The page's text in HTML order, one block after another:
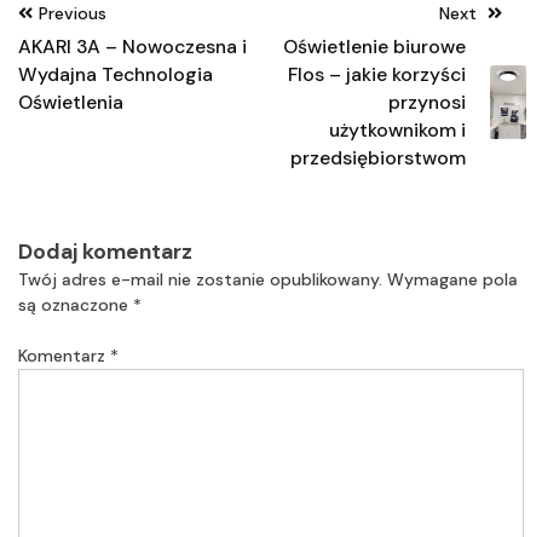
Nawigacja
wpisu
Previous
AKARI 3A – Nowoczesna i
Wydajna Technologia
Oświetlenia
Next
Oświetlenie biurowe
Flos – jakie korzyści
przynosi
użytkownikom i
przedsiębiorstwom
Dodaj komentarz
Twój adres e-mail nie zostanie opublikowany. Wymagane pola
są oznaczone *
Komentarz *